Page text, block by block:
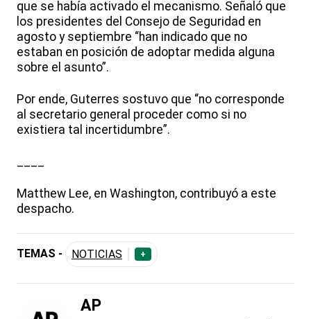
que se había activado el mecanismo. Señaló que
los presidentes del Consejo de Seguridad en
agosto y septiembre “han indicado que no
estaban en posición de adoptar medida alguna
sobre el asunto”.
Por ende, Guterres sostuvo que “no corresponde
al secretario general proceder como si no
existiera tal incertidumbre”.
____
Matthew Lee, en Washington, contribuyó a este
despacho.
TEMAS - NOTICIAS +
AP